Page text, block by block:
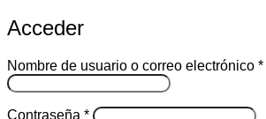
Acceder
Nombre de usuario o correo electrónico *
Contraseña *Obligatorio